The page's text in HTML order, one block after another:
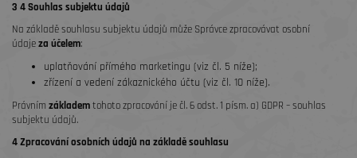
3 4 Souhlas subjektu údajů
Na základě souhlasu subjektu údajů může Správce zpracovávat osobní
údajeza účelem:
uplatňování přímého marketingu (viz čl. 5 níže);
zřízení a vedení zákaznického účtu (viz čl. 10 níže).
Právním základemtohoto zpracování je čl. 6 odst. 1 písm. a) GDPR – souhlas
subjektu údajů.
4 Zpracování osobních údajů na základě souhlasu